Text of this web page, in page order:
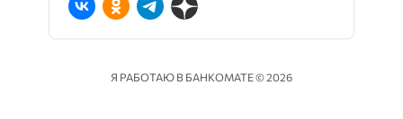
Я РАБОТАЮ В БАНКОМАТЕ ©2026